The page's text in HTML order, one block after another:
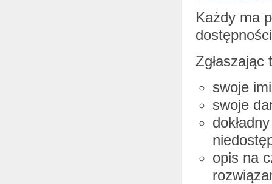
Każdy ma
Zgłaszając
swoje
swoje
opis na